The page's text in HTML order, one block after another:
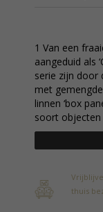
1 Van een
aangeduid als
serie zijn door
met
linnen ‘box
soort objecten
thuis